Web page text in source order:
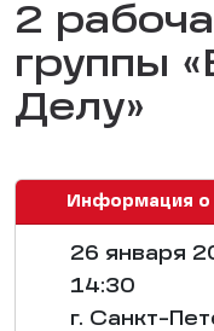
2
группы
Делу»
Информация о
26 января
14:30
г. Санкт-